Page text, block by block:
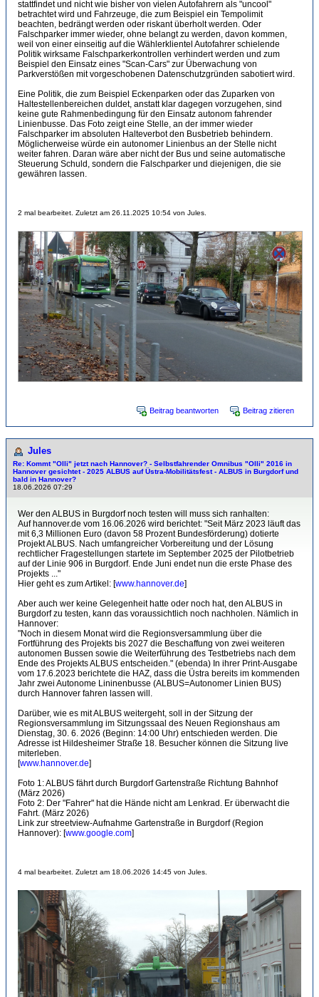
stattfindet und nicht wie bisher von vielen Autofahrern als "uncool"
betrachtet wird und Fahrzeuge, die zum Beispiel ein Tempolimit
beachten, bedrängt werden oder riskant überholt werden. Oder
Falschparker immer wieder, ohne belangt zu werden, davon kommen,
weil von einer einseitig auf die Wählerklientel Autofahrer schielende
Politik wirksame Falschparkerkontrollen verhindert werden und zum
Beispiel den Einsatz eines "Scan-Cars" zur Überwachung von
Parkverstößen mit vorgeschobenen Datenschutzgründen sabotiert wird.
Eine Politik, die zum Beispiel Eckenparken oder das Zuparken von
Haltestellenbereichen duldet, anstatt klar dagegen vorzugehen, sind
keine gute Rahmenbedingung für den Einsatz autonom fahrender
Linienbusse. Das Foto zeigt eine Stelle, an der immer wieder
Falschparker im absoluten Halteverbot den Busbetrieb behindern.
Möglicherweise würde ein autonomer Linienbus an der Stelle nicht
weiter fahren. Daran wäre aber nicht der Bus und seine automatische
Steuerung Schuld, sondern die Falschparker und diejenigen, die sie
gewähren lassen.
2 mal bearbeitet. Zuletzt am 26.11.2025 10:54 von Jules.
Beitrag beantworten Beitrag zitieren
Jules
Re: Kommt "Olli" jetzt nach Hannover? - Selbstfahrender Omnibus "Olli" 2016 in
Hannover gesichtet - 2025 ALBUS auf Üstra-Mobilitätsfest - ALBUS in Burgdorf und
bald in Hannover?
18.06.2026 07:29
Wer den ALBUS in Burgdorf noch testen will muss sich ranhalten:
Auf hannover.de vom 16.06.2026 wird berichtet: "Seit März 2023 läuft das
mit 6,3 Millionen Euro (davon 58 Prozent Bundesförderung) dotierte
Projekt ALBUS. Nach umfangreicher Vorbereitung und der Lösung
rechtlicher Fragestellungen startete im September 2025 der Pilotbetrieb
auf der Linie 906 in Burgdorf. Ende Juni endet nun die erste Phase des
Projekts ..."
Hier geht es zum Artikel: [www.hannover.de]
Aber auch wer keine Gelegenheit hatte oder noch hat, den ALBUS in
Burgdorf zu testen, kann das voraussichtlich noch nachholen. Nämlich in
Hannover:
"Noch in diesem Monat wird die Regionsversammlung über die
Fortführung des Projekts bis 2027 die Beschaffung von zwei weiteren
autonomen Bussen sowie die Weiterführung des Testbetriebs nach dem
Ende des Projekts ALBUS entscheiden." (ebenda) In ihrer Print-Ausgabe
vom 17.6.2023 berichtete die HAZ, dass die Üstra bereits im kommenden
Jahr zwei Autonome Lininenbusse (ALBUS=Autonomer Linien BUS)
durch Hannover fahren lassen will.
Darüber, wie es mit ALBUS weitergeht, soll in der Sitzung der
Regionsversammlung im Sitzungssaal des Neuen Regionshaus am
Dienstag, 30. 6. 2026 (Beginn: 14:00 Uhr) entschieden werden. Die
Adresse ist Hildesheimer Straße 18. Besucher können die Sitzung live
miterleben.
[www.hannover.de]
Foto 1: ALBUS fährt durch Burgdorf Gartenstraße Richtung Bahnhof
(März 2026)
Foto 2: Der "Fahrer" hat die Hände nicht am Lenkrad. Er überwacht die
Fahrt. (März 2026)
Link zur streetview-Aufnahme Gartenstraße in Burgdorf (Region
Hannover): [www.google.com]
4 mal bearbeitet. Zuletzt am 18.06.2026 14:45 von Jules.